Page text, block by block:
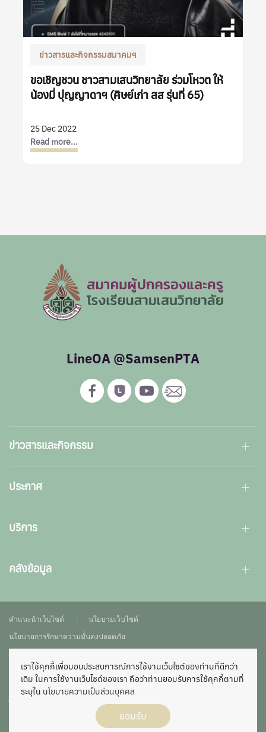
ข่าวสารและกิจกรรมสมาคมฯ
ขอเชิญชวน ชาวสามเสนวิทยาลัย ร่วมโหวต ให้
น้องมี่ ปุญญาดาฯ (ศิษย์เก่า สส รุ่นที่ 65)
25 Dec 2022
Read more...
LineOA @SamsenPTA
ข่าวสารและกิจกรรม
ประกาศ
บริการ
คลังข้อมูล
คำแนะนำเว็บไซต์
นโยบายเว็บไซต์
นโยบายการรักษาความมั่นคงปลอดภัย
เว็บไซต์นี้ เป็นเว็บไซต์สมาคมผู้ปกครองและครูโรงเรียนสามเสนวิทยาลัย จัดตั้งขึ้น
เพื่อส่งเสริมให้ผู้ปกครองและครูร่วมมือกัน เพื่อการศึกษาและสวัสดิการของนักเรียน
ไม่ได้มีวัตถุประสงค์เพื่อแสวงหากำไร หากท่านพบว่ามีข้อมูลใดๆ ที่ละเมิดทรัพย์สิน
ทางปัญญาปรากฏอยู่ในเว็บไซต์ของสมาคมฯ โปรดแจ้งให้ทราบเพื่อดำเนินการแก้
เราใช้คุกกี้เพื่อมอบประสบการณ์การใช้งานเว็บไซต์ของท่านที่ดีกว่า
เดิม ในการใช้งานเว็บไซต์ของเรา ถือว่าท่านยอมรับการใช้คุกกี้ตามที่
ระบุใน นโยบายความเป็นส่วนบุคคล
ยอมรับ